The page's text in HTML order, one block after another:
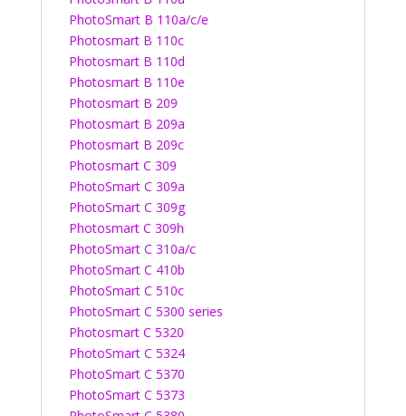
PhotoSmart B 110a/c/e
Photosmart B 110c
Photosmart B 110d
Photosmart B 110e
Photosmart B 209
Photosmart B 209a
Photosmart B 209c
Photosmart C 309
PhotoSmart C 309a
PhotoSmart C 309g
Photosmart C 309h
PhotoSmart C 310a/c
PhotoSmart C 410b
PhotoSmart C 510c
PhotoSmart C 5300 series
Photosmart C 5320
PhotoSmart C 5324
PhotoSmart C 5370
PhotoSmart C 5373